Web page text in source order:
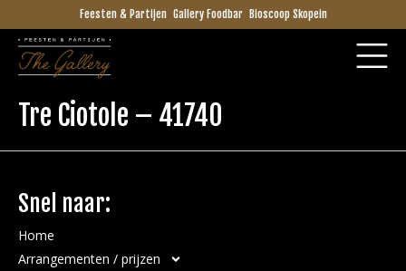
Feesten & Partijen Gallery Foodbar Bioscoop Skopein
Tre Ciotole – 41740
Snel naar:
Home
Arrangementen / prijzen